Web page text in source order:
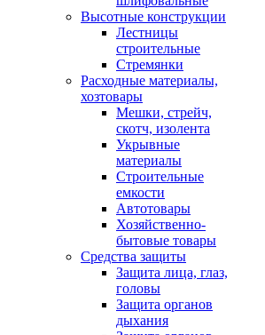
Высотные конструкции
Лестницы
строительные
Стремянки
Расходные материалы,
хозтовары
Мешки, стрейч,
скотч, изолента
Укрывные
материалы
Строительные
емкости
Автотовары
Хозяйственно-
бытовые товары
Средства защиты
Защита лица, глаз,
головы
Защита органов
дыхания